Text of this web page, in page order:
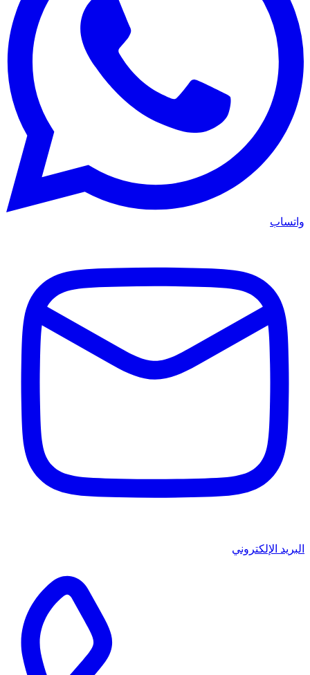
واتساب
البريد الإلكتروني